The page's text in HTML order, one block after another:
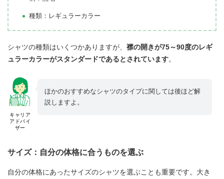
種類：レギュラーカラー
シャツの種類はいくつかありますが、 襟の開きが75～90度のレギ
ュラーカラーがスタンダードであるとされています。
キャリア
アドバイ
ザー
ほかのおすすめなシャツのタイプに関しては後ほど解
説しますよ。
サイズ：自分の体格に合うものを選ぶ
自分の体格にあったサイズのシャツを選ぶことも重要です。大き